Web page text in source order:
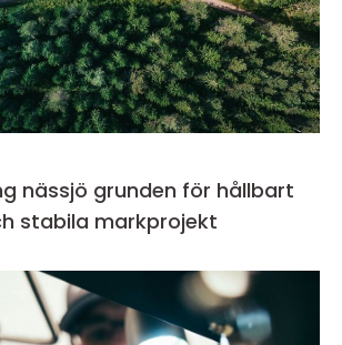
för hållbart
stabila markprojekt